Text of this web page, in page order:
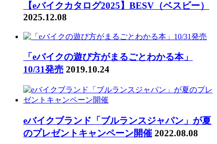
【eバイクカタログ2025】BESV（ベスビー）
2025.12.08
「eバイクの遊び方がまるごとわかる本」
10/31発売 2019.10.24
eバイクブランド「ブルランスジャパン」が夏
のプレゼントキャンペーン開催 2022.08.08